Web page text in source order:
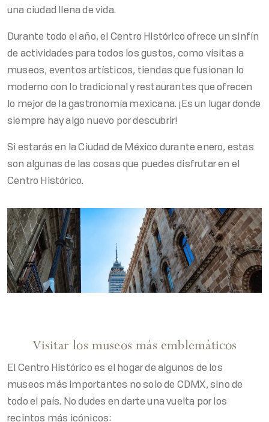
una ciudad llena de vida.
Durante todo el año, el Centro Histórico ofrece un sinfín
de actividades para todos los gustos, como visitas a
museos, eventos artísticos, tiendas que fusionan lo
moderno con lo tradicional y restaurantes que ofrecen
lo mejor de la gastronomía mexicana. ¡Es un lugar donde
siempre hay algo nuevo por descubrir!
Si estarás en la Ciudad de México durante enero, estas
son algunas de las cosas que puedes disfrutar en el
Centro Histórico.
Visitar los museos más emblemáticos
El Centro Histórico es el hogar de algunos de los
museos más importantes no solo de CDMX, sino de
todo el país. No dudes en darte una vuelta por los
recintos más icónicos: